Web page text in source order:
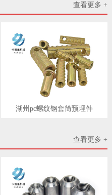
查看更多 +
湖州pc螺纹钢套筒预埋件
查看更多 +